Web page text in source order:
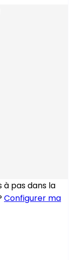
à pas dans la
Configurer ma